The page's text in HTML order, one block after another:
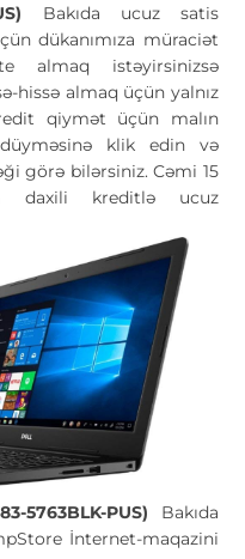
Bakıda ucuz satis
dükanımıza müraciət
almaq istəyirsinizsə
hissə almaq üçün yalnız
qiymət üçün malın
klik edin və
görə bilərsiniz. Cəmi 15
daxili kreditlə ucuz
5763BLK-PUS)
Bakıda
İnternet-maqazini